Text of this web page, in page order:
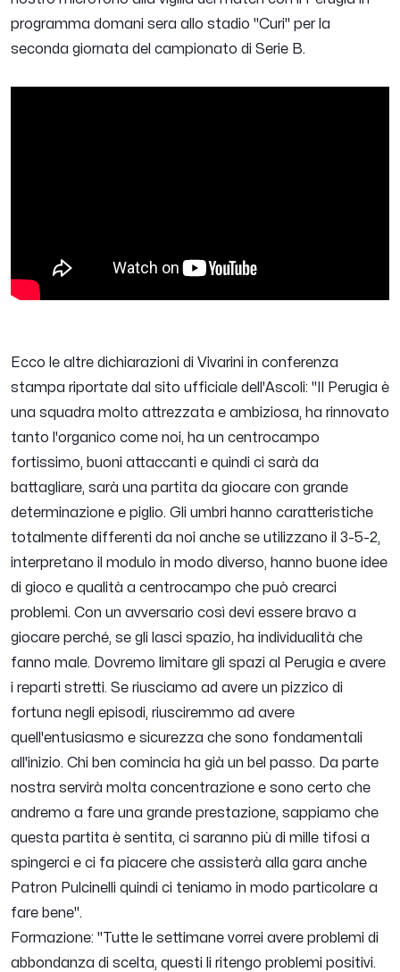
programma domani sera allo stadio "Curi" per la
seconda giornata del campionato di Serie B.
Ecco le altre dichiarazioni di Vivarini in conferenza
stampa riportate dal sito ufficiale dell'Ascoli: "Il Perugia è
una squadra molto attrezzata e ambiziosa, ha rinnovato
tanto l'organico come noi, ha un centrocampo
fortissimo, buoni attaccanti e quindi ci sarà da
battagliare, sarà una partita da giocare con grande
determinazione e piglio. Gli umbri hanno caratteristiche
totalmente differenti da noi anche se utilizzano il 3-5-2,
interpretano il modulo in modo diverso, hanno buone idee
di gioco e qualità a centrocampo che può crearci
problemi. Con un avversario così devi essere bravo a
giocare perché, se gli lasci spazio, ha individualità che
fanno male. Dovremo limitare gli spazi al Perugia e avere
i reparti stretti. Se riusciamo ad avere un pizzico di
fortuna negli episodi, riusciremmo ad avere
quell'entusiasmo e sicurezza che sono fondamentali
all'inizio. Chi ben comincia ha già un bel passo. Da parte
nostra servirà molta concentrazione e sono certo che
andremo a fare una grande prestazione, sappiamo che
questa partita è sentita, ci saranno più di mille tifosi a
spingerci e ci fa piacere che assisterà alla gara anche
Patron Pulcinelli quindi ci teniamo in modo particolare a
fare bene".
Formazione: "Tutte le settimane vorrei avere problemi di
abbondanza di scelta, questi li ritengo problemi positivi.